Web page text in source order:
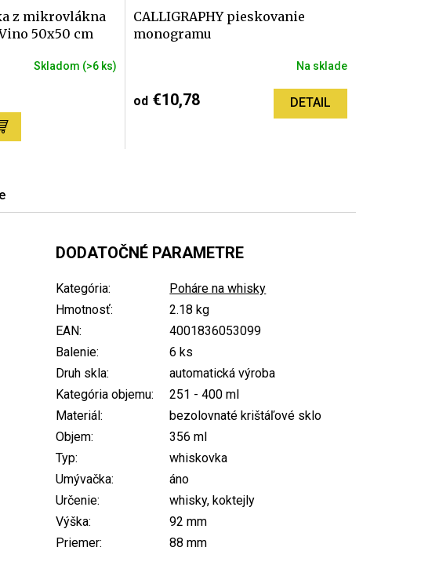
z mikrovlákna
50x50 cm
Skladom (>6 ks)
CALLIGRAPHY pieskovanie
monogramu
Na sklade
od€10,78 DETAIL
DODATOČNÉ PARAMETRE
Kategória:
Poháre na whisky
Hmotnosť:
2.18 kg
EAN:
4001836053099
Balenie:
6 ks
Druh skla:
automatická výroba
Kategória objemu:
251 - 400 ml
Materiál:
bezolovnaté krištáľové sklo
Objem:
356 ml
Typ:
whiskovka
Umývačka:
áno
Určenie:
whisky, koktejly
Výška:
92 mm
Priemer: 88 mm